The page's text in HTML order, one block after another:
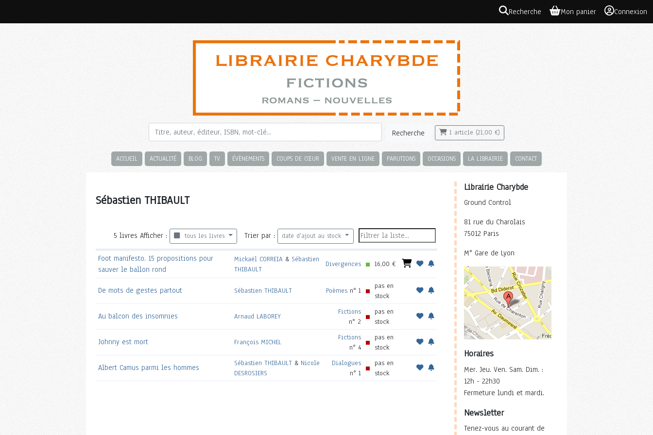
Recherche Mon panier Connexion
Recherche 1 article (21,00 €)
ACCUEIL ACTUALITÉ BLOG TV ÉVÈNEMENTS COUPS DE CŒUR VENTE EN LIGNE PARUTIONS OCCASIONS LA LIBRAIRIE CONTACT
Sébastien THIBAULT
5 livres Afficher : tous les livres Trier par : date d'ajout au stock
Foot manifesto. 15 propositions pour
sauver le ballon rond
Mickaël CORREIA & Sébastien
THIBAULT
Divergences 16,00 €
De mots de gestes partout Sébastien THIBAULT Poèmes n° 1
pas en
stock
Au balcon des insomnies Arnaud LABOREY
Fictions
n° 2
pas en
stock
Johnny est mort François MICHEL
Fictions
n° 4
pas en
stock
Albert Camus parmi les hommes Sébastien THIBAULT & Nicole
DESROSIERS
Dialogues
n° 1
pas en
stock
Librairie Charybde
Ground Control
81 rue du Charolais
75012 Paris
M° Gare de Lyon
Horaires
Mer. Jeu. Ven. Sam. Dim. :
12h - 22h30
Fermeture lundi et mardi.
Newsletter
Tenez-vous au courant de